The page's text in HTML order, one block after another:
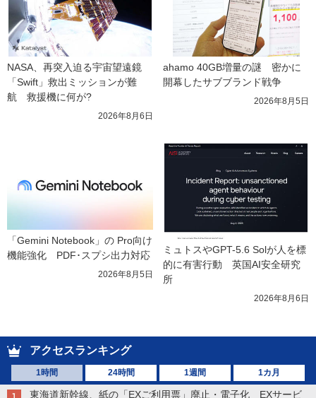
NASA、再突入迫る宇宙望遠鏡
「Swift」救出ミッションが難
航　救援機に何が?
2026年8月6日
ahamo 40GB増量の謎　密かに
開幕したサブブランド戦争
2026年8月5日
「Gemini Notebook」の Pro向け
機能強化　PDF･スプシ出力対応
2026年8月5日
ミュトスやGPT-5.6 Solが人を標
的に有害行動　英国AI安全研究
所
2026年8月6日
アクセスランキング
1時間 24時間 1週間 1カ月
東海道新幹線、紙の「EXご利用票」廃止・電子化 EXサービ